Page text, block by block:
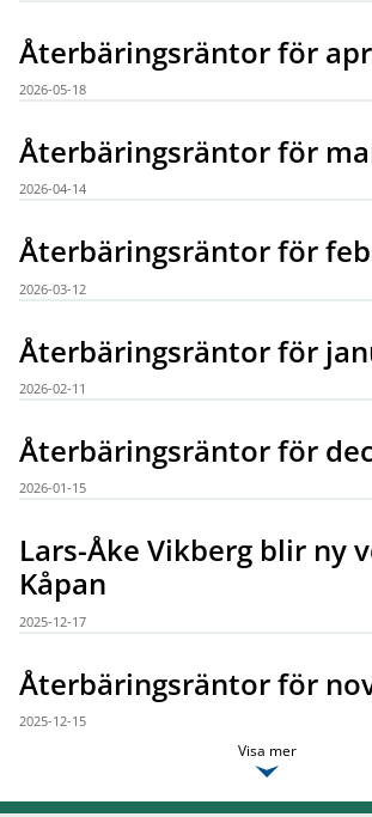
Återbäringsräntor för
2026-05-18
Återbäringsräntor för
2026-04-14
Återbäringsräntor för
2026-03-12
Återbäringsräntor för
2026-02-11
Återbäringsräntor för
2026-01-15
Lars-Åke Vikberg blir ny
Kåpan
2025-12-17
Återbäringsräntor för
2025-12-15
Visa mer